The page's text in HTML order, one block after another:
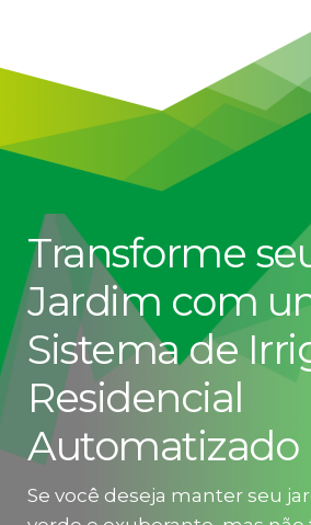
Transforme
Jardim com
Sistema de
Residencial
Automatizado
Se você deseja manter seu